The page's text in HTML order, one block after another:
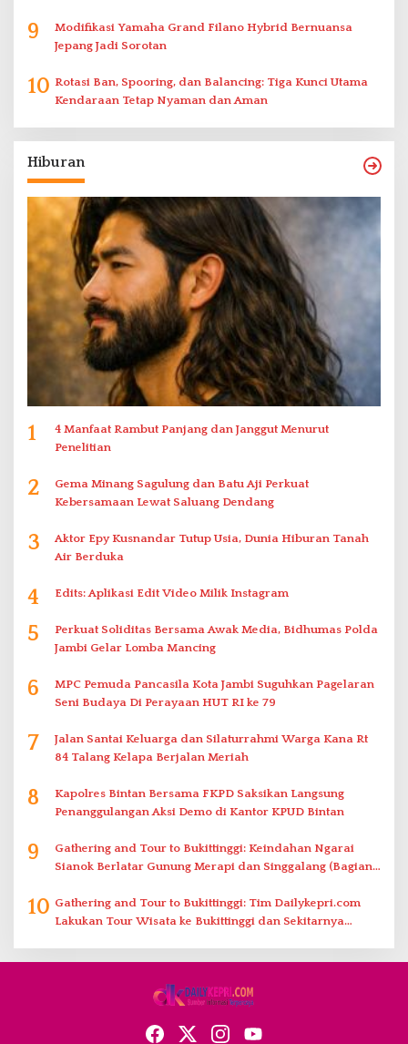
9
Modifikasi Yamaha Grand Filano Hybrid Bernuansa
Jepang Jadi Sorotan
10 Rotasi Ban, Spooring, dan Balancing: Tiga Kunci Utama
Kendaraan Tetap Nyaman dan Aman
Hiburan
1
4 Manfaat Rambut Panjang dan Janggut Menurut
Penelitian
2
Gema Minang Sagulung dan Batu Aji Perkuat
Kebersamaan Lewat Saluang Dendang
3
Aktor Epy Kusnandar Tutup Usia, Dunia Hiburan Tanah
Air Berduka
4 Edits: Aplikasi Edit Video Milik Instagram
5
Perkuat Soliditas Bersama Awak Media, Bidhumas Polda
Jambi Gelar Lomba Mancing
6
MPC Pemuda Pancasila Kota Jambi Suguhkan Pagelaran
Seni Budaya Di Perayaan HUT RI ke 79
7
Jalan Santai Keluarga dan Silaturrahmi Warga Kana Rt
84 Talang Kelapa Berjalan Meriah
8
Kapolres Bintan Bersama FKPD Saksikan Langsung
Penanggulangan Aksi Demo di Kantor KPUD Bintan
9
Gathering and Tour to Bukittinggi: Keindahan Ngarai
Sianok Berlatar Gunung Merapi dan Singgalang (Bagian
10 Gathering and Tour to Bukittinggi: Tim Dailykepri.com
Lakukan Tour Wisata ke Bukittinggi dan Sekitarnya